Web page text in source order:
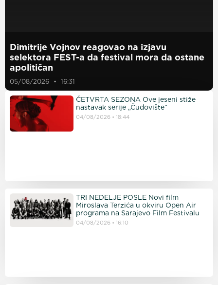
Dimitrije Vojnov reagovao na izjavu
selektora FEST-a da festival mora da ostane
apolitičan
05/08/2026 16:31
ČETVRTA SEZONA Ove jeseni stiže
nastavak serije „Čudovište“
04/08/2026 18:44
TRI NEDELJE POSLE Novi film
Miroslava Terzića u okviru Open Air
programa na Sarajevo Film Festivalu
04/08/2026 16:10